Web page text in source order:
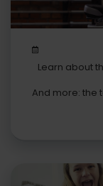
Learn about
And more: the